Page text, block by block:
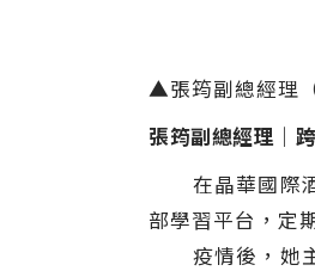
▲張筠副總經理
張筠副總經理｜
在晶華國際酒
部學習平台，定
疫情後，她主